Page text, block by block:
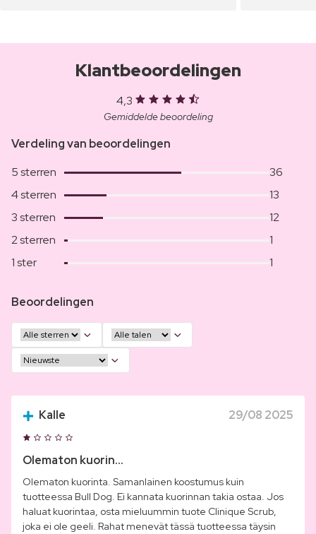
Klantbeoordelingen
4,3
Gemiddelde beoordeling
Verdeling van beoordelingen
5 sterren
36
4 sterren
13
3 sterren
12
2 sterren
1
1 ster
1
Beoordelingen
Kalle 29/08 2025
Olematon kuorin...
Olematon kuorinta. Samanlainen koostumus kuin
tuotteessa Bull Dog. Ei kannata kuorinnan takia ostaa. Jos
haluat kuorintaa, osta mieluummin tuote Clinique Scrub,
joka ei ole geeli. Rahat menevät tässä tuotteessa täysin